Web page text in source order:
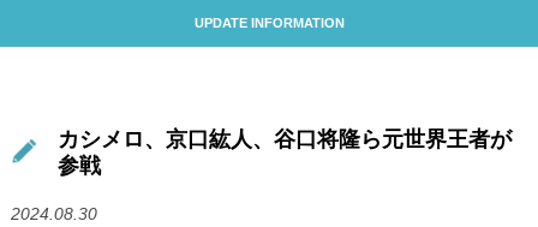
UPDATE INFORMATION
カシメロ、京口紘人、谷口将隆ら元世界王者が
参戦
2024.08.30